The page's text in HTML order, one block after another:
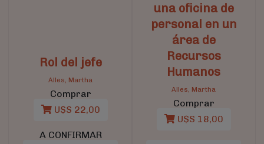
Rol del jefe
Alles, Martha
Comprar
U$S 22,00
A CONFIRMAR
una oficina de
personal en un
área de
Recursos
Humanos
Alles, Martha
Comprar
U$S 18,00